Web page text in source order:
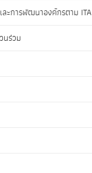
ะการพัฒนาองค์กรตาม ITA
นร่วม